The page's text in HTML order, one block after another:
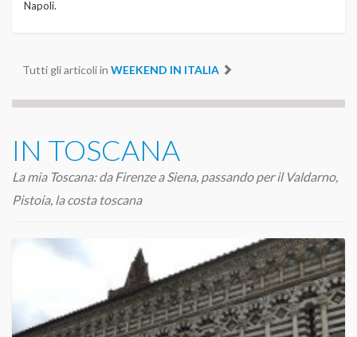
Napoli.
Tutti gli articoli in WEEKEND IN ITALIA
IN TOSCANA
La mia Toscana: da Firenze a Siena, passando per il Valdarno,
Pistoia, la costa toscana